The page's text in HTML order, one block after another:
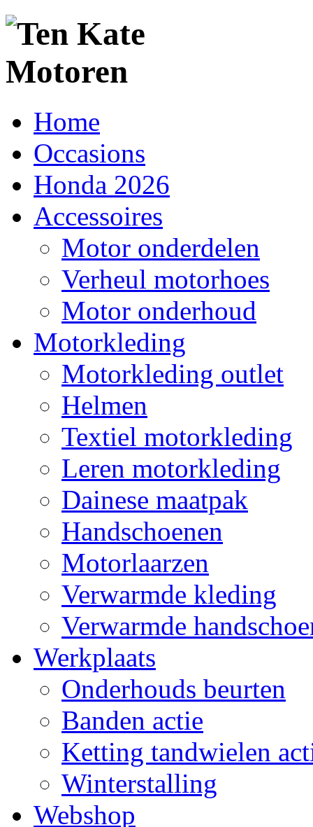
Home
Occasions
Honda 2026
Accessoires
Motor onderdelen
Verheul motorhoes
Motor onderhoud
Motorkleding
Motorkleding outlet
Helmen
Textiel motorkleding
Leren motorkleding
Dainese maatpak
Handschoenen
Motorlaarzen
Verwarmde kleding
Verwarmde
Werkplaats
Onderhouds beurten
Banden actie
Ketting tandwielen
Winterstalling
Webshop